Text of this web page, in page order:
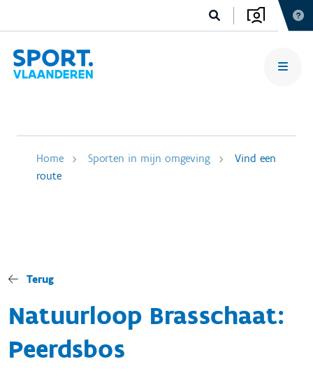
Home Sporten in mijn omgeving
Vind een
route
Terug
Natuurloop Brasschaat:
Peerdsbos